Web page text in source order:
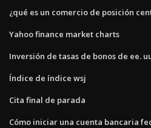
¿qué es un comercio de posición
Yahoo finance market charts
Inversión de tasas de bonos de ee.
Índice de índice wsj
Cita final de parada
Cómo iniciar una cuenta bancaria